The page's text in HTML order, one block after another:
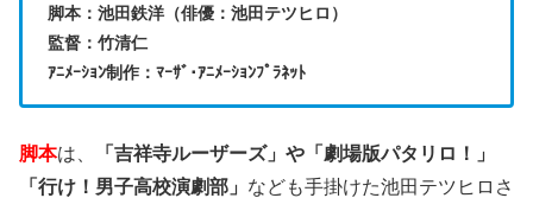
脚本：池田鉄洋（俳優：池田テツヒロ）
監督：竹清仁
ｱﾆﾒｰｼｮﾝ制作：ﾏｰｻﾞ･ｱﾆﾒｰｼｮﾝﾌﾟﾗﾈｯﾄ
脚本は、
「吉祥寺ルーザーズ」や「劇場版パタリロ！」
「行け！男子高校演劇部」 なども手掛けた池田テツヒロさ